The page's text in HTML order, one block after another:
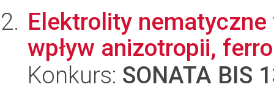
Elektrolity
wpływ anizotropii,
Konkurs: SONATA BIS